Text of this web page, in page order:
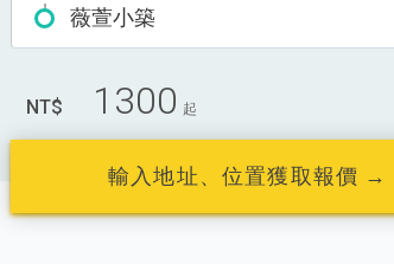
薇萱小築
NT$ 1300 起
輸入地址、位置獲取報價 →